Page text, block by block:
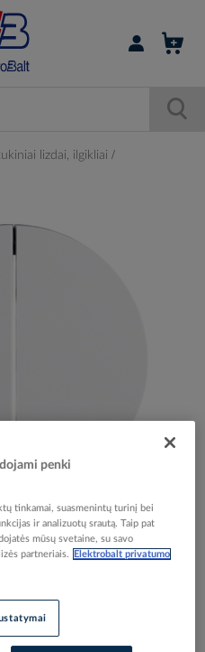
Prisijungti /
lizdai, ilgikliai
pavaizduotos nuotraukoje
Baltas blizgus R.1 -
penki
tinkamai, suasmenintų turinį bei
ir analizuotų srautą. Taip pat
mūsų svetaine, su savo
partneriais.
Elektrobalt privatumo